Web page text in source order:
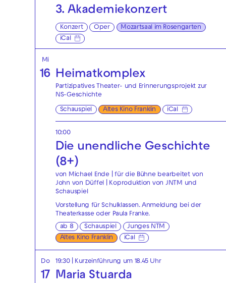
3. Akademiekonzert
Konzert Oper
Mozartsaal im Rosengarten
iCal
Mi
16 Heimatkomplex
Partizipatives Theater- und Erinnerungsprojekt zur
NS-Geschichte
Schauspiel Altes Kino Franklin iCal
10:00
Die unendliche Geschichte
(8+)
von Michael Ende | für die Bühne bearbeitet von
John von Düffel | Koproduktion von JNTM und
Schauspiel
Vorstellung für Schulklassen. Anmeldung bei der
Theaterkasseoder Paula Franke.
ab 8 Schauspiel
Junges NTM
Altes Kino Franklin
iCal
Do
17
19:30 | Kurzeinführung um 18.45 Uhr
Maria Stuarda